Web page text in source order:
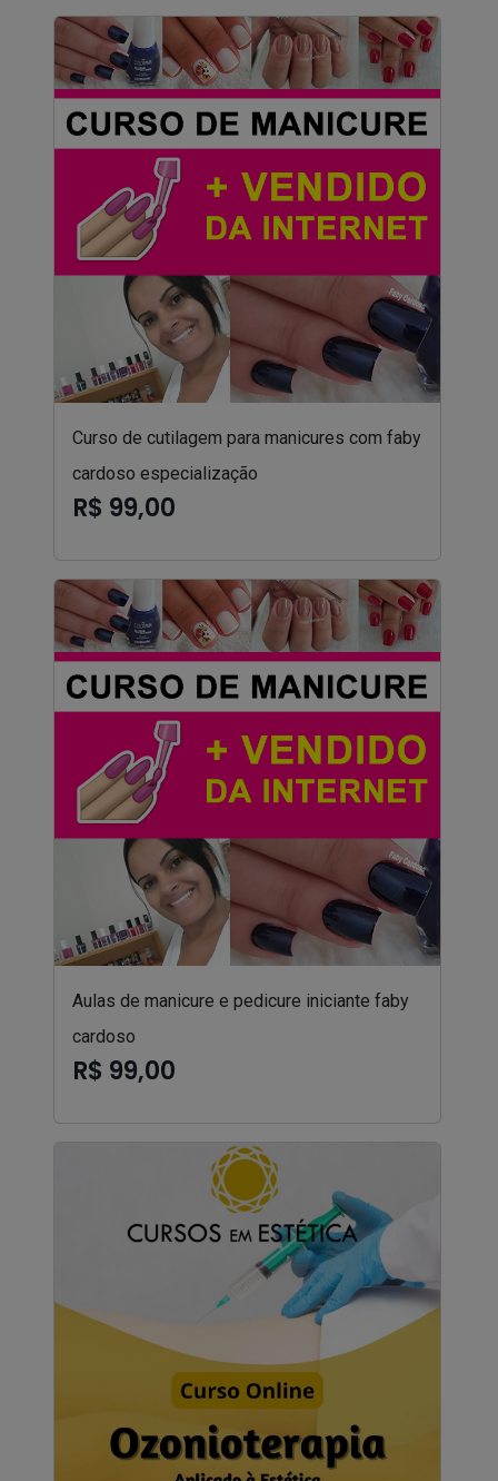
Curso de cutilagem para manicures com faby
cardoso especialização
R$ 99,00
Aulas de manicure e pedicure iniciante faby
cardoso
R$ 99,00